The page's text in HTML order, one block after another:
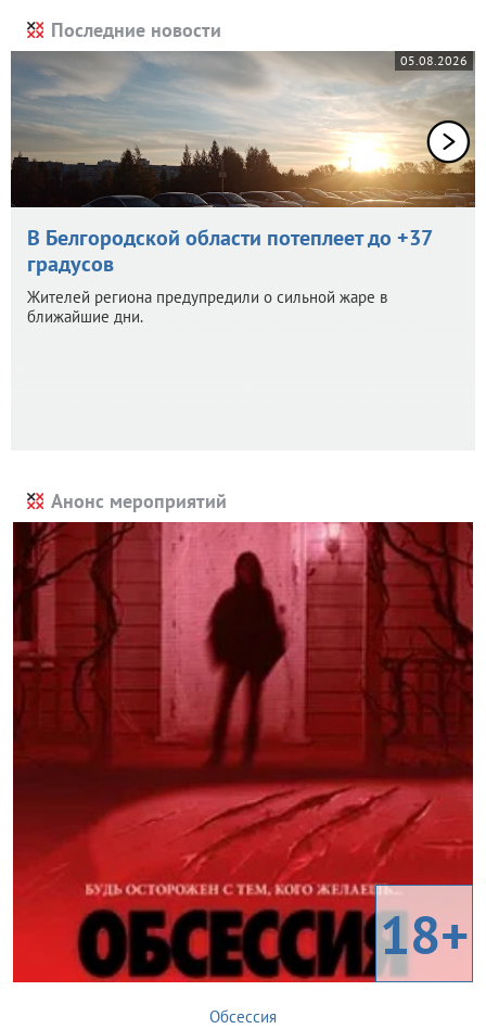
Последние новости
05.08.2026
В Белгородской области потеплеет до +37
градусов
Жителей региона предупредили о сильной жаре в
ближайшие дни.
Анонс мероприятий
18+
Обсессия